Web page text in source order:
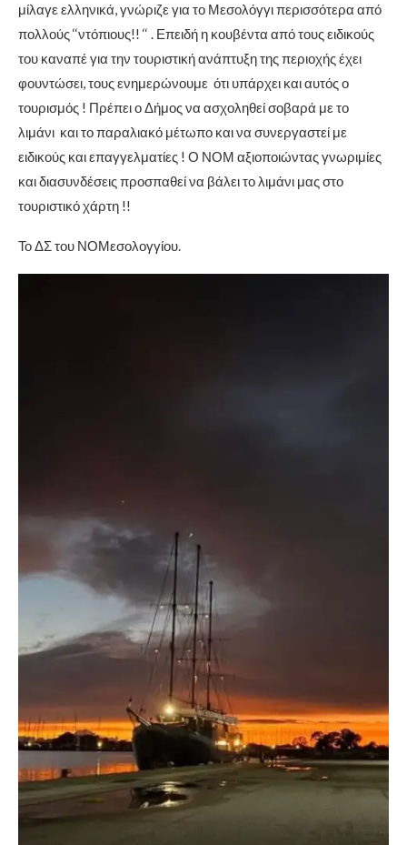
μίλαγε ελληνικά, γνώριζε για το Μεσολόγγι περισσότερα από
πολλούς ‘‘ντόπιους!! ‘‘ . Επειδή η κουβέντα από τους ειδικούς
του καναπέ για την τουριστική ανάπτυξη της περιοχής έχει
φουντώσει, τους ενημερώνουμε ότι υπάρχει και αυτός ο
τουρισμός ! Πρέπει ο Δήμος να ασχοληθεί σοβαρά με το
λιμάνι και το παραλιακό μέτωπο και να συνεργαστεί με
ειδικούς και επαγγελματίες ! Ο ΝΟΜ αξιοποιώντας γνωριμίες
και διασυνδέσεις προσπαθεί να βάλει το λιμάνι μας στο
τουριστικό χάρτη !!
Το ΔΣ του ΝΟΜεσολογγίου.